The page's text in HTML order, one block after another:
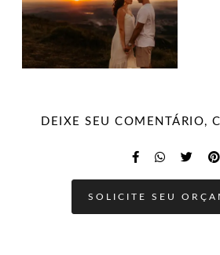
DEIXE SEU COMENTÁRIO,
SOLICITE SEU